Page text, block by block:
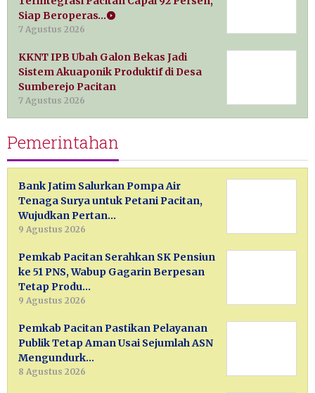
Siap Beroperas…
7 Agustus 2026
KKNT IPB Ubah Galon Bekas Jadi
Sistem Akuaponik Produktif di Desa
Sumberejo Pacitan
7 Agustus 2026
Pemerintahan
Bank Jatim Salurkan Pompa Air
Tenaga Surya untuk Petani Pacitan,
Wujudkan Pertan…
9 Agustus 2026
Pemkab Pacitan Serahkan SK Pensiun
ke 51 PNS, Wabup Gagarin Berpesan
Tetap Produ…
9 Agustus 2026
Pemkab Pacitan Pastikan Pelayanan
Publik Tetap Aman Usai Sejumlah ASN
Mengundurk…
8 Agustus 2026